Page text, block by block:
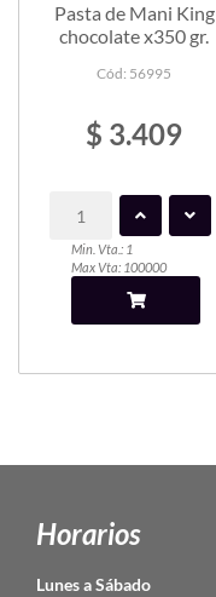
Pasta de Mani King
chocolate x350 gr.
Cód: 56995
$ 3.409
Min. Vta.: 1
Max Vta: 100000
Horarios
Lunes a Sábado